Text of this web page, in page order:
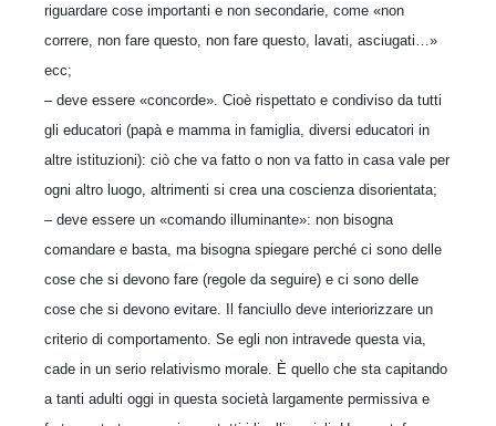
riguardare cose importanti e non secondarie, come «non
correre, non fare questo, non fare questo, lavati, asciugati…»
ecc;
– deve essere «concorde». Cioè rispettato e condiviso da tutti
gli educatori (papà e mamma in famiglia, diversi educatori in
altre istituzioni): ciò che va fatto o non va fatto in casa vale per
ogni altro luogo, altrimenti si crea una coscienza disorientata;
– deve essere un «comando illuminante»: non bisogna
comandare e basta, ma bisogna spiegare perché ci sono delle
cose che si devono fare (regole da seguire) e ci sono delle
cose che si devono evitare. Il fanciullo deve interiorizzare un
criterio di comportamento. Se egli non intravede questa via,
cade in un serio relativismo morale. È quello che sta capitando
a tanti adulti oggi in questa società largamente permissiva e